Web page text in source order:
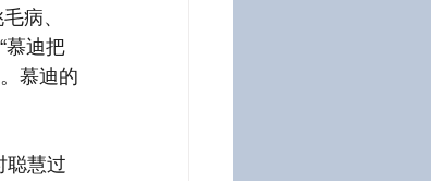
病、
慕迪把
慕迪的
聪慧过